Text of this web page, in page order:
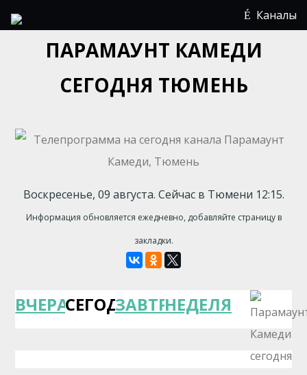
Каналы
ПАРАМАУНТ КАМЕДИ
СЕГОДНЯ ТЮМЕНЬ
Воскресенье, 09 августа. Сейчас в Тюмени 12:15.
Информация обновляется ежедневно, добавляйте страницу в
закладки.
ВЧЕРАСЕГОДНЯЗАВТРАНЕДЕЛЯ